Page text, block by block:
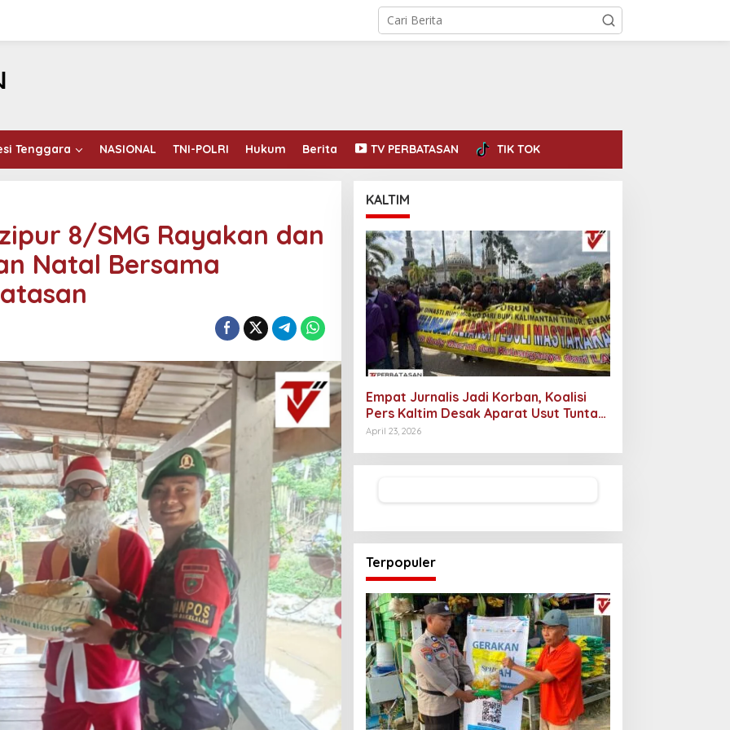
Tenggara NASIONAL TNI-POLRI Hukum Berita TV PERBATASAN TIK TOK
8/SMG Rayakan dan
Natal Bersama
KALTIM
Empat Jurnalis Jadi Korban, Koalisi
Pers Kaltim Desak Aparat Usut Tuntas
Pelaku Intimidasi
April 23, 2026
Terpopuler